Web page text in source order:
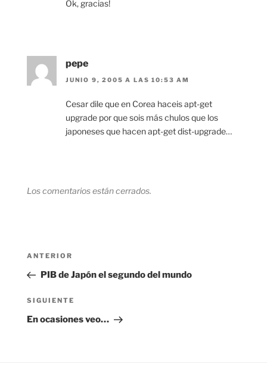
Ok, gracias!
pepe
JUNIO 9, 2005 A LAS 10:53 AM
Cesar dile que en Corea haceis apt-get
upgrade por que sois más chulos que los
japoneses que hacen apt-get dist-upgrade…
Los comentarios están cerrados.
Navegación
entradas
Entrada
anterior:
ANTERIOR
PIB de Japón el segundo del mundo
Siguiente
entrada
SIGUIENTE
En ocasiones veo…